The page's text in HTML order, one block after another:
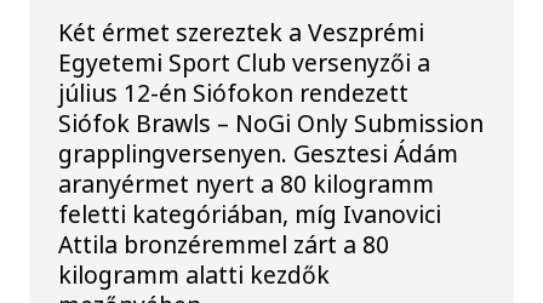
Két érmet szereztek a Veszprémi
Egyetemi Sport Club versenyzői a
július 12-én Siófokon rendezett
Siófok Brawls – NoGi Only Submission
grapplingversenyen. Gesztesi Ádám
aranyérmet nyert a 80 kilogramm
feletti kategóriában, míg Ivanovici
Attila bronzéremmel zárt a 80
kilogramm alatti kezdők